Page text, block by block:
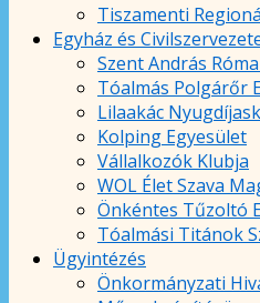
Tiszamenti
Egyház és
Szent András
Tóalmás Polgárőr
Lilaakác
Kolping Egyesület
Vállalkozók Klubja
WOL Élet Szava
Önkéntes Tűzoltó
Tóalmási Titánok
Ügyintézés
Önkormányzati